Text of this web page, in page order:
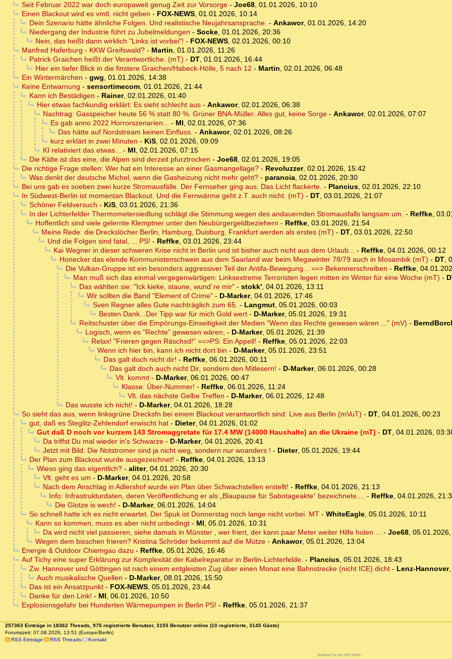
Seit Februar 2022 war doch europaweit genug Zeit zur Vorsorge- Joe68, 01.01.2026, 10:10
Einen Blackout wird es vmtl. nicht geben - FOX-NEWS, 01.01.2026, 10:14
Dein Szenario hätte ähnliche Folgen. Und realistische Neujahrsansprache. - Ankawor, 01.01.2026, 14:20
Niedergang der Industrie führt zu Jubelmeldungen - Socke, 01.01.2026, 20:36
Nein, das heißt dann wirklich "Links ist vorbei"! - FOX-NEWS, 02.01.2026, 00:10
Manfred Haferburg - KKW Greifswald?- Martin, 01.01.2026, 11:26
Patrick Graichen heißt der Verantwortliche. (mT) - DT, 01.01.2026, 16:44
Hier ein tiefer Blick in die finstere Graichen/Habeck-Hölle, 5 nach 12 - Martin, 02.01.2026, 06:48
Ein Wintermärchen - gwg, 01.01.2026, 14:38
Keine Entwarnung - sensortimecom, 01.01.2026, 21:44
Kann ich Bestädigen - Rainer, 02.01.2026, 01:40
Hier etwas fachkundig erklärt: Es sieht schlecht aus- Ankawor, 02.01.2026, 06:38
Nachtrag: Gasspeicher heute 56 % statt 80 %. Grüner BNA-Müller: Alles gut, keine Sorge- Ankawor, 02.01.2026, 07:07
Es gab anno 2022 Horrorszenarien... - MI, 02.01.2026, 07:36
Das hätte auf Nordstream keinen Einfluss. - Ankawor, 02.01.2026, 08:26
kurz erklärt in zwei Minuten - KiS, 02.01.2026, 09:09
KI relativiert das etwas... - MI, 02.01.2026, 07:15
Die Kälte ist das eine, die Alpen sind derzeit pfurztrocken - Joe68, 02.01.2026, 19:05
Die richtige Frage stellen: Wer hat ein Interesse an einer Gasmangellage?- Revoluzzer, 02.01.2026, 15:42
Was denkt der deutsche Michel, wenn die Gasheizung nicht mehr geht?- paranoia, 02.01.2026, 20:30
Bei uns gab es soeben zwei kurze Stromausfälle. Der Fernseher ging aus. Das Licht flackerte. - Plancius, 02.01.2026, 22:10
In Südwest-Berlin ist momentan Blackout. Und die Fernwärme geht z.T. auch nicht. (mT) - DT, 03.01.2026, 21:07
Schöner Feldversuch - KiS, 03.01.2026, 21:36
In der Lichterfelder Thermometersiedlung schlägt die Stimmung wegen des andauernden Stromausfalls langsam um. - Reffke,
Hoffentlich sind viele gelernte Klemptner unter den Neubürgergeldbeziehern - Reffke, 03.01.2026, 21:54
Meine Rede: die Dreckslöcher Berlin, Hamburg, Duisburg, Frankfurt werden als erstes (mT) - DT, 03.01.2026, 22:50
Und die Folgen sind fatal, ... PS! - Reffke, 03.01.2026, 23:44
Kai Wegner in dieser schweren Krise nicht in Berlin und ist bisher auch nicht aus dem Urlaub... - Reffke, 04.01.2026, 00:12
Honecker das elende Kommunistenschwein aus dem Saarland war beim Megawinter 78/79 auch in Mosambik (mT) - DT,
Die Vulkan-Gruppe ist ein besonders aggressiver Teil der Antifa-Bewegung... ==> Bekennerschreiben - Reffke,
Man muß sich das einmal vergegenwärtigen: Linksextreme Terroristen legen mitten im Winter für eine Woche (mT) -
Das wählten sie: "Ick kieke, staune, wund´re mir"- stokk', 04.01.2026, 13:11
Wir sollten die Band "Element of Crime"- D-Marker, 04.01.2026, 17:46
Sven Regner alles Gute nachträglich zum 65. - Langmut, 05.01.2026, 00:03
Besten Dank...Der Tipp war für mich Gold wert- D-Marker, 05.01.2026, 19:31
Reitschuster über die Empörungs-Einseitigkeit der Medien "Wenn das Rechte gewesen wären ..." (mV) -
Logisch, wenn es "Rechte" gewesen wären, - D-Marker, 05.01.2026, 21:39
Relax! "Frieren gegen Räschsd!" ==>PS: Ein Appell! - Reffke, 05.01.2026, 22:03
Wenn ich hier bin, kann ich nicht dort bin - D-Marker, 05.01.2026, 23:51
Das galt doch nicht dir! - Reffke, 06.01.2026, 00:11
Das galt doch auch nicht Dir, sondern den Mitlesern! - D-Marker, 06.01.2026, 00:28
Vlt. kommt- D-Marker, 06.01.2026, 00:47
Klasse: Über-Nummer! - Reffke, 06.01.2026, 11:24
Vlt. das nächste Gelbe Treffen - D-Marker, 06.01.2026, 12:48
Das wusste ich nicht! - D-Marker, 04.01.2026, 18:28
So sieht das aus, wenn linksgrüne Drecksfn bei einem Blackout verantwortlich sind: Live aus Berlin (mVuT) - DT, 04.01.2026, 00:23
gut, daß es Steglitz-Zehlendorf erwischt hat- Dieter, 04.01.2026, 01:02
Gut daß D noch vor kurzem 143 Stromaggretate für 17.4 MW (14000 Haushalte) an die Ukraine (mT) - DT, 04.01.2026,
Da triffst Du mal wieder in's Schwarze- D-Marker, 04.01.2026, 20:41
Jetzt mit Bild: Die Notstromer sind ja nicht weg, sondern nur woanders ! - Dieter, 05.01.2026, 19:44
Der Plan zum Blackout wurde ausgezeichnet! - Reffke, 04.01.2026, 13:13
Wieso ging das eigentlich?- aliter, 04.01.2026, 20:30
Vlt. geht es um - D-Marker, 04.01.2026, 20:58
Nach dem Anschlag in Adlershof wurde ein Plan über Schwachstellen erstellt! - Reffke, 04.01.2026, 21:13
Info: Infrastrukturdaten, deren Veröffentlichung er als „Blaupause für Sabotageakte“ bezeichnete.... - Reffke, 04.01.2026,
Die Glotze is wech! - D-Marker, 06.01.2026, 14:04
So schnell hatte ich es nicht erwartet. Der Spuk ist Donnerstag noch lange nicht vorbei. MT- WhiteEagle, 05.01.2026, 10:11
Kann so kommen, muss es aber nicht unbedingt- MI, 05.01.2026, 10:31
Da wird nicht viel passieren, siehe damals in Münster , wer friert, der kann paar Meter weiter Hilfe holen ... - Joe68,
Wegen dem bisschen frieren? Kristina Schröder bekommt auf die Mütze- Ankawor, 05.01.2026, 13:04
Energie & Outdoor Chiemgau dazu - Reffke, 05.01.2026, 16:46
Auf Tichy eine super Erklärung zur Komplexität der Kabelreparatur in Berlin-Lichterfelde. - Plancius, 05.01.2026, 18:43
Zw. Hannover und Göttingen ist nach einem entgleisten Zug über einen Monat eine Bahnstrecke (nicht ICE) dicht- Lenz-Hannover,
Auch musikalische Quellen - D-Marker, 08.01.2026, 15:50
Das ist ein Ansatzpunkt- FOX-NEWS, 05.01.2026, 23:44
Danke für den Link! - MI, 06.01.2026, 10:50
Explosionsgefahr bei Hunderten Wärmepumpen in Berlin PS! - Reffke, 05.01.2026, 21:37
257363 Einträge in 18362 Threads, 975 registrierte Benutzer, 3155 Benutzer online (10 registrierte, 3145 Gäste)
Forumszeit: 07.08.2026, 13:51 (Europe/Berlin)
RSS Einträge
RSS Threads Kontakt
powered by my little forum